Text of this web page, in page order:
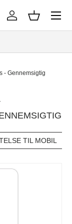
Log indKurv
Menu
- Gennemsigtig
TIL MOBIL